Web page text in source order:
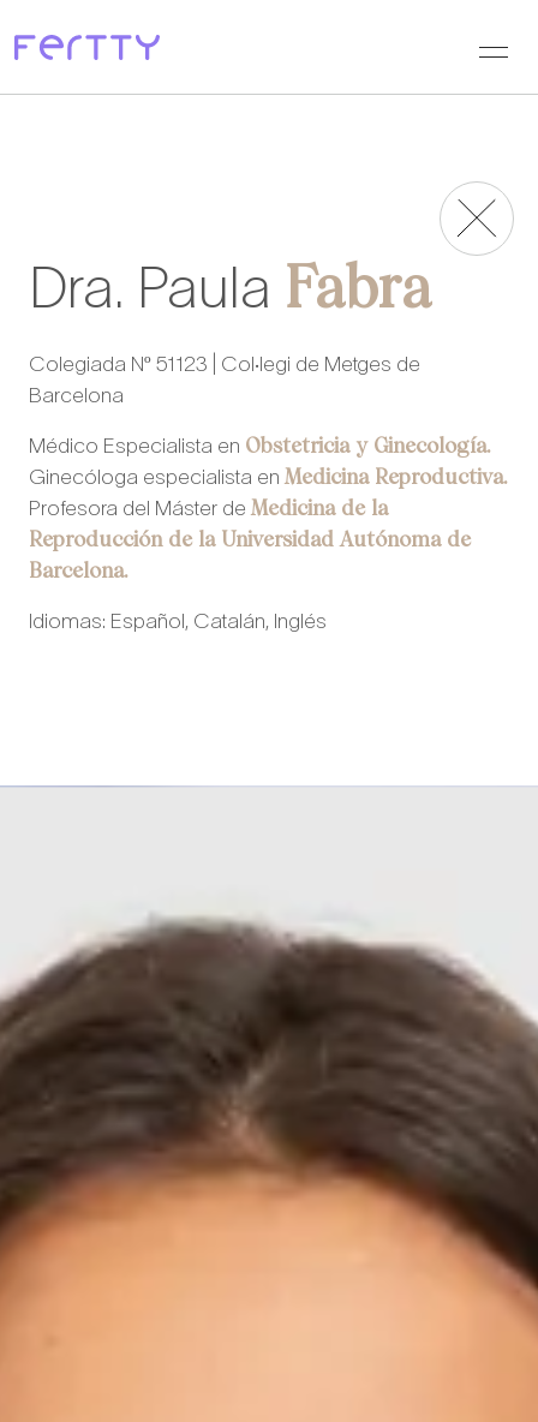
Dra. Paula Fabra
Colegiada Nº 51123 | Col·legi de Metges de
Barcelona
Médico Especialista en Obstetricia y Ginecología.
Ginecóloga especialista en Medicina Reproductiva.
Profesora del Máster de Medicina de la
Reproducción de la Universidad Autónoma de
Barcelona.
Idiomas: Español, Catalán, Inglés